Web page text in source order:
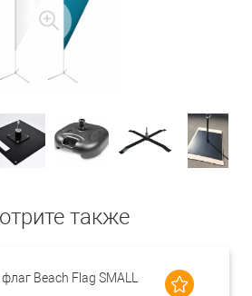
также
Beach Flag SMALL